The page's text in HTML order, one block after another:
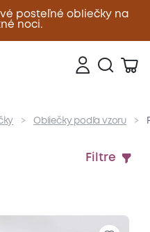
posteľné obliečky na
noci.
Zavrieť
Obliečky podľa vzoru
Filtre